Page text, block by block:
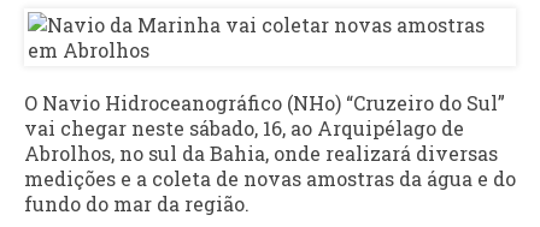
O Navio Hidroceanográfico (NHo) “Cruzeiro do Sul”
vai chegar neste sábado, 16, ao Arquipélago de
Abrolhos, no sul da Bahia, onde realizará diversas
medições e a coleta de novas amostras da água e do
fundo do mar da região.